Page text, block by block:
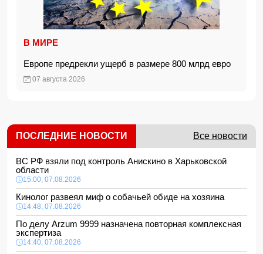
В МИРЕ
Европе предрекли ущерб в размере 800 млрд евро
07 августа 2026
ПОСЛЕДНИЕ НОВОСТИ Все новости
ВС РФ взяли под контроль Анискино в Харьковской
области
15:00, 07.08.2026
Кинолог развеял миф о собачьей обиде на хозяина
14:48, 07.08.2026
По делу Arzum 9999 назначена повторная комплексная
экспертиза
14:40, 07.08.2026